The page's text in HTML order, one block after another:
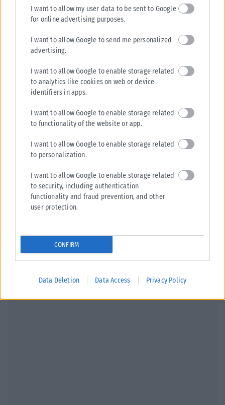
I want to allow my user data to be sent to Google
for online advertising purposes.
I want to allow Google to send me personalized
advertising.
I want to allow Google to enable storage related
to analytics like cookies on web or device
identifiers in apps.
I want to allow Google to enable storage related
to functionality of the website or app.
I want to allow Google to enable storage related
to personalization.
I want to allow Google to enable storage related
to security, including authentication
functionality and fraud prevention, and other
user protection.
CONFIRM
Data Deletion Data Access Privacy Policy
76-69 (1-2)
Game 4: Χάποελ Τελ Αβίβ (Ισραήλ) – Ρεάλ Μαδρίτης (Ισπανία)
(4) ΦΕΝΕΡΜΠΑΧΤΣΕ – (5) ΖΑΛΓΚΙΡΙΣ ΚΑΟΥΝΑΣ
Game 1: Φενέρμπαχτσε (Τουρκία) – Ζαλγκίρις Κάουνας
(Λιθουανία) 89-78 (1-0)
Game 2: Φενέρμπαχτσε (Τουρκία) – Ζαλγκίρις Κάουνας
Game 3: Ζαλγκίρις Κάουνας (Λιθουανία) – Φενέρμπαχτσε
Game 4: Ζαλγκίρις Κάουνας (Λιθουανία) – Φενέρμπαχτσε
(Τουρκία) 90-94 παρ., 80-80κ.α. (1-3)
** Οι σειρές κρίνονται στις 3 νίκες (best of 5)
Βαλένθια ΠΑΝΑΘΗΝΑΙΚΟΣ